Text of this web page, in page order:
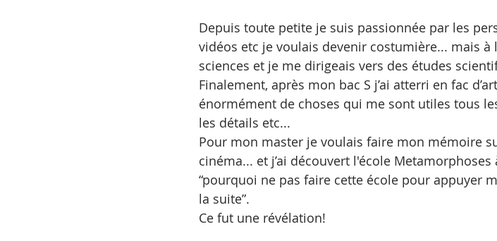
Depuis toute petite je suis passionnée par les
vidéos etc je voulais devenir costumière... mais
sciences et je me dirigeais vers des études
Finalement, après mon bac S j’ai atterri en fac
énormément de choses qui me sont utiles tous
les détails etc...
Pour mon master je voulais faire mon mémoire
cinéma... et j’ai découvert l'école Metamorphoses
“pourquoi ne pas faire cette école pour appuyer
la suite”.
Ce fut une révélation!